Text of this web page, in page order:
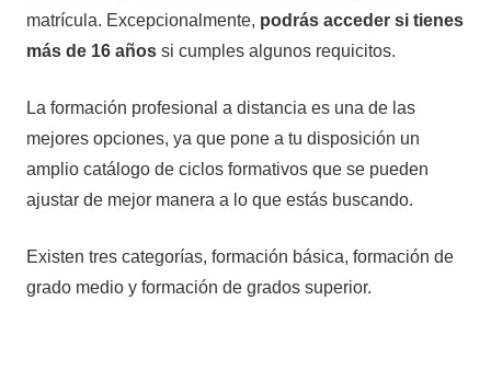
matrícula. Excepcionalmente, podrás acceder si tienes
más de 16 años si cumples algunos requicitos.
La formación profesional a distancia es una de las
mejores opciones, ya que pone a tu disposición un
amplio catálogo de ciclos formativos que se pueden
ajustar de mejor manera a lo que estás buscando.
Existen tres categorías, formación básica, formación de
grado medio y formación de grados superior.